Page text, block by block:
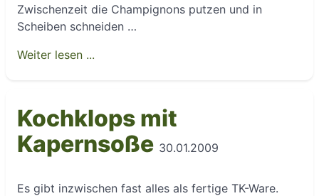
Zwischenzeit die Champignons putzen und in
Scheiben schneiden …
Weiter lesen ...
Kochklops mit
Kapernsoße 30.01.2009
Es gibt inzwischen fast alles als fertige TK-Ware.